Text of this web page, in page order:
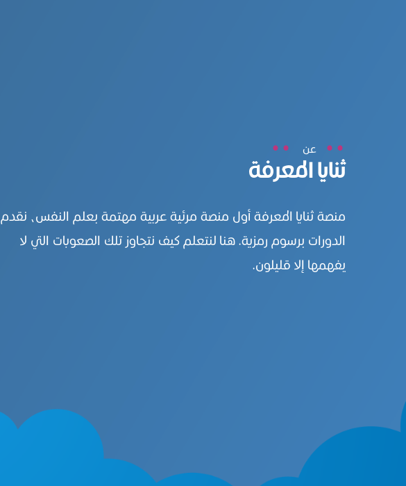
عن
ثنايا المعرفة
منصة ثنايا المعرفة أول منصة مرئية عربية مهتمة بعلم النفس، نقدم
الدورات برسوم رمزية. هنا لنتعلم كيف نتجاوز تلك الصعوبات التي لا
يفهمها إلا قليلون.